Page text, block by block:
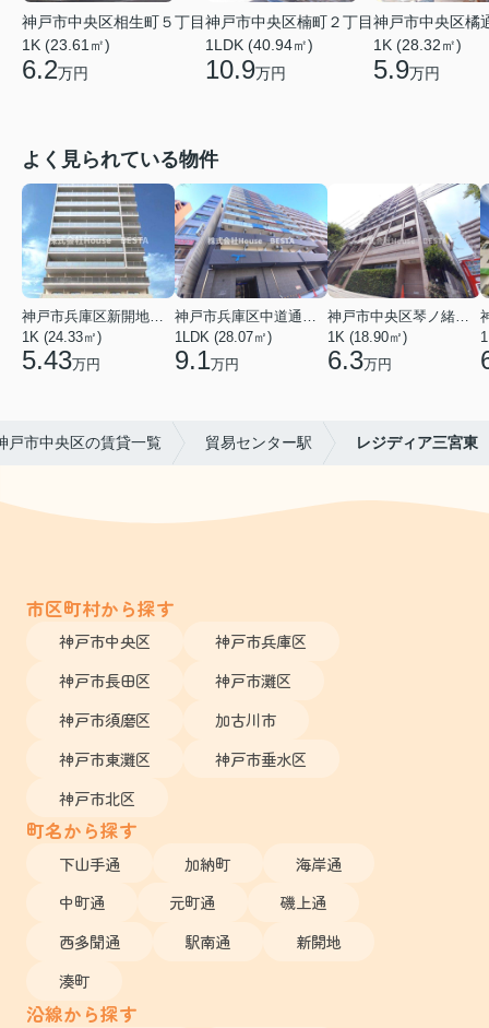
神戸市中央区相生町５丁目
1K (23.61㎡)
6.2万円
神戸市中央区楠町２丁目
1LDK (40.94㎡)
10.9万円
神戸市中央区橘
1K (28.32㎡)
5.9万円
よく見られている物件
1K (24.33㎡)
5.43万円
1LDK (28.07㎡)
9.1万円
1K (18.90㎡)
6.3万円
戸市中央区の賃貸一覧 貿易センター駅 レジディア三宮東
市区町村から探す
神戸市中央区
神戸市兵庫区
神戸市長田区
神戸市灘区
神戸市須磨区
加古川市
神戸市東灘区
神戸市垂水区
神戸市北区
町名から探す
下山手通 加納町
海岸通
中町通
元町通
磯上通
西多聞通
駅南通
新開地
湊町
沿線から探す